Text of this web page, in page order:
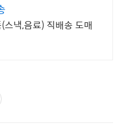
낵,음료) 직배송 도매